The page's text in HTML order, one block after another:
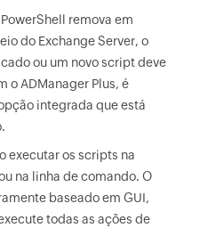
remova em
do Exchange Server, o
ou um novo script deve
o ADManager Plus, é
integrada que está
executar os scripts na
na linha de comando. O
baseado em GUI,
todas as ações de